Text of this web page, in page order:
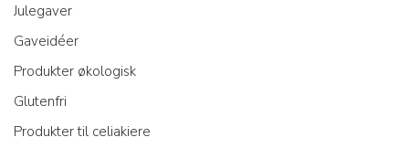
Julegaver
Gaveidéer
Produkter økologisk
Glutenfri
Produkter til celiakiere